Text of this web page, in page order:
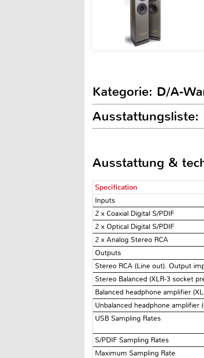
Kategorie: D/A-
Ausstattungsliste:
Ausstattung &
Specification
Inputs
2 x Coaxial Digital S/PDIF
2 x Optical Digital S/PDIF
2 x Analog Stereo RCA
Outputs
Stereo RCA (Line out). Output
Stereo Balanced (XLR-3 socket
Balanced headphone amplifier
Unbalanced headphone amplifier
USB Sampling Rates
S/PDIF Sampling Rates
Maximum Sampling Rate